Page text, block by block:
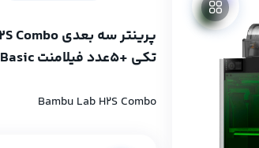
تکی +۵عدد فیلامنت PLA Basic
Bambu Lab H2S Combo